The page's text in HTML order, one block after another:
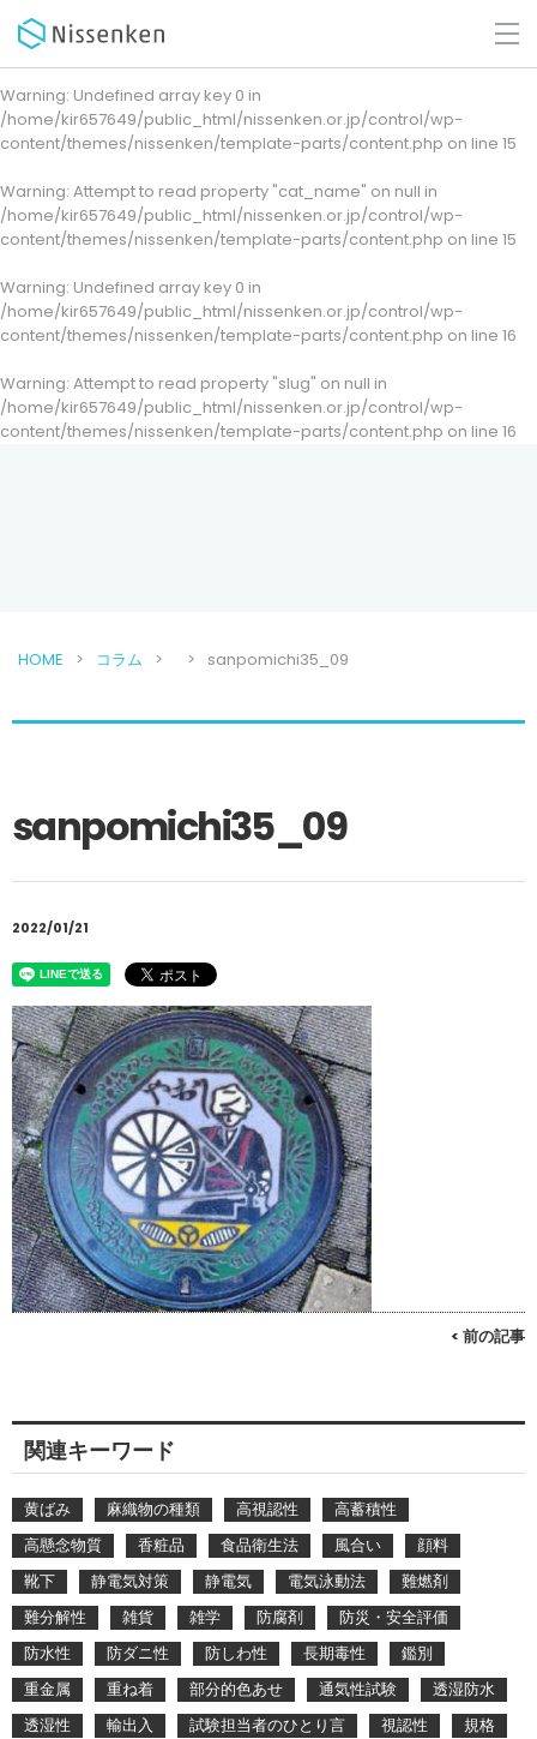
Warning: Undefined array key 0 in
/home/kir657649/public_html/nissenken.or.jp/control/wp-
content/themes/nissenken/template-parts/content.php on line 15
Warning: Attempt to read property "cat_name" on null in
/home/kir657649/public_html/nissenken.or.jp/control/wp-
content/themes/nissenken/template-parts/content.php on line 15
Warning: Undefined array key 0 in
/home/kir657649/public_html/nissenken.or.jp/control/wp-
content/themes/nissenken/template-parts/content.php on line 16
Warning: Attempt to read property "slug" on null in
/home/kir657649/public_html/nissenken.or.jp/control/wp-
content/themes/nissenken/template-parts/content.php on line 16
HOME コラム sanpomichi35_09
sanpomichi35_09
2022/01/21
< 前の記事
関連キーワード
黄ばみ 麻織物の種類 高視認性
高蓄積性
高懸念物質
香粧品 食品衛生法 風合い
顔料
靴下
静電気対策 静電気 電気泳動法
難燃剤
難分解性
雑貨 雑学 防腐剤
防災・安全評価
防水性
防ダニ性 防しわ性 長期毒性
鑑別
重金属
重ね着 部分的色あせ 通気性試験
透湿防水
透湿性
輸出入 試験担当者のひとり言 視認性
規格